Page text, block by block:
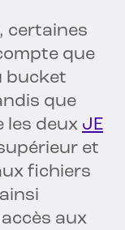
certaines
que
bucket
que
les deux JE
et
fichiers
aux